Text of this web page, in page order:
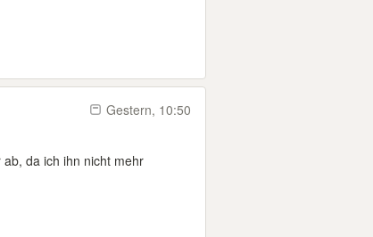
Gestern, 10:50
da ich ihn nicht mehr